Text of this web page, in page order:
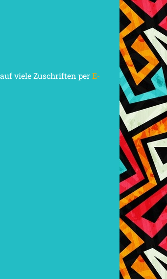
viele Zuschriften perE-